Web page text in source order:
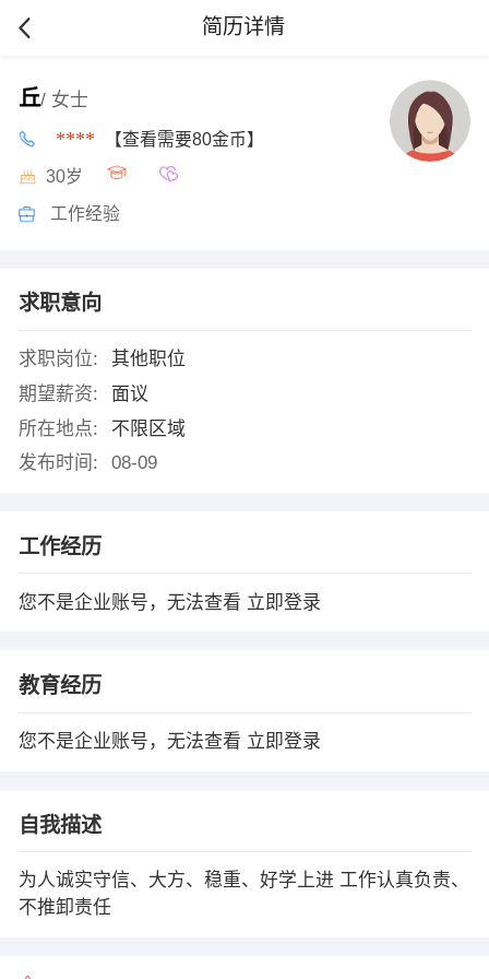
简历详情
丘/ 女士
**** 【查看需要80金币】
30岁
工作经验
求职意向
求职岗位:
其他职位
期望薪资:
面议
所在地点:
不限区域
发布时间:
08-09
工作经历
您不是企业账号，无法查看 立即登录
教育经历
您不是企业账号，无法查看 立即登录
自我描述
为人诚实守信、大方、稳重、好学上进 工作认真负责、
不推卸责任